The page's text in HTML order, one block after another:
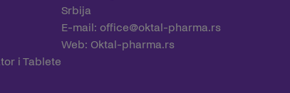
i Tablete
Srbija
E-mail: office@oktal-pharma.rs
Web: Oktal-pharma.rs